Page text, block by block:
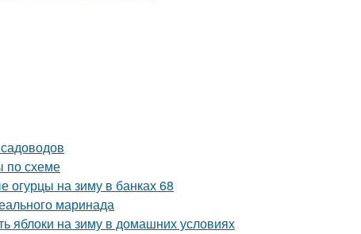
по схеме
огурцы на зиму в банках 68
маринада
яблоки на зиму в домашних условиях